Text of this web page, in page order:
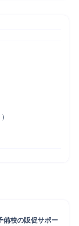
備校の販促サポー